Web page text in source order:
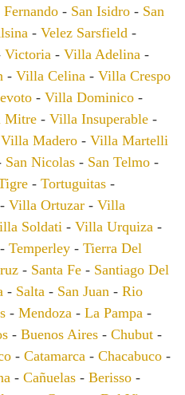
Fernando - San Isidro - San
- Velez Sarsfield -
Victoria - Villa Adelina -
- Villa Celina - Villa Crespo
- Villa Dominico -
Mitre - Villa Insuperable -
Villa Madero - Villa Martelli
San Nicolas - San Telmo -
- Tortuguitas -
- Villa Ortuzar - Villa
Soldati - Villa Urquiza -
- Temperley - Tierra Del
- Santa Fe - Santiago Del
- Salta - San Juan - Rio
- Mendoza - La Pampa -
- Buenos Aires - Chubut -
- Catamarca - Chacabuco -
- Cañuelas - Berisso -